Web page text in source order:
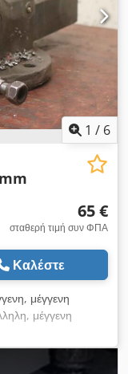
1 / 6
65 €
σταθερή τιμή συν ΦΠΑ
Καλέστε
μέγγενη
μέγγενη
Παράλληλη
φτερών:
-Βάρος: 26 kg